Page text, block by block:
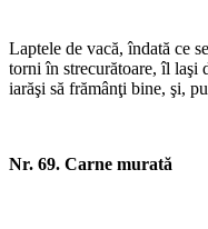
Laptele de vacă, îndată ce
torni în strecurătoare, îl laşi
iarăşi să frămânţi bine, şi,
Nr. 69. Carne murată